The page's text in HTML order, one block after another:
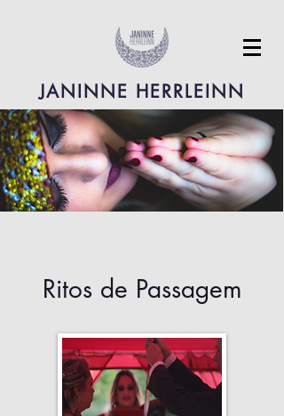
JANINNE HERRLEINN
Ritos de Passagem